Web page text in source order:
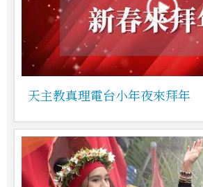
天主教真理電台小年夜來拜年